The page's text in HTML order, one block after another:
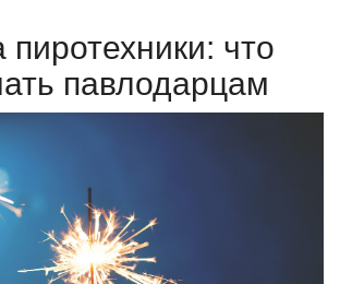
ОБЛАСТЬ
что
павлодарцам